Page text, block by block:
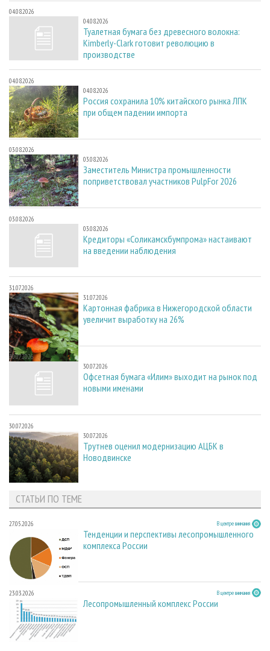
04.08.2026
04.08.2026
Туалетная бумага без древесного волокна:
Kimberly-Clark готовит революцию в
производстве
04.08.2026
04.08.2026
Россия сохранила 10% китайского рынка ЛПК
при общем падении импорта
03.08.2026
03.08.2026
Заместитель Министра промышленности
поприветствовал участников PulpFor 2026
03.08.2026
03.08.2026
Кредиторы «Соликамскбумпрома» настаивают
на введении наблюдения
31.07.2026
31.07.2026
Картонная фабрика в Нижегородской области
увеличит выработку на 26%
30.07.2026
30.07.2026
Офсетная бумага «Илим» выходит на рынок под
новыми именами
30.07.2026
30.07.2026
Трутнев оценил модернизацию АЦБК в
Новодвинске
СТАТЬИ ПО ТЕМЕ
27.05.2026 В центре внимания
Тенденции и перспективы лесопромышленного
комплекса России
23.03.2026 В центре внимания
Лесопромышленный комплекс России